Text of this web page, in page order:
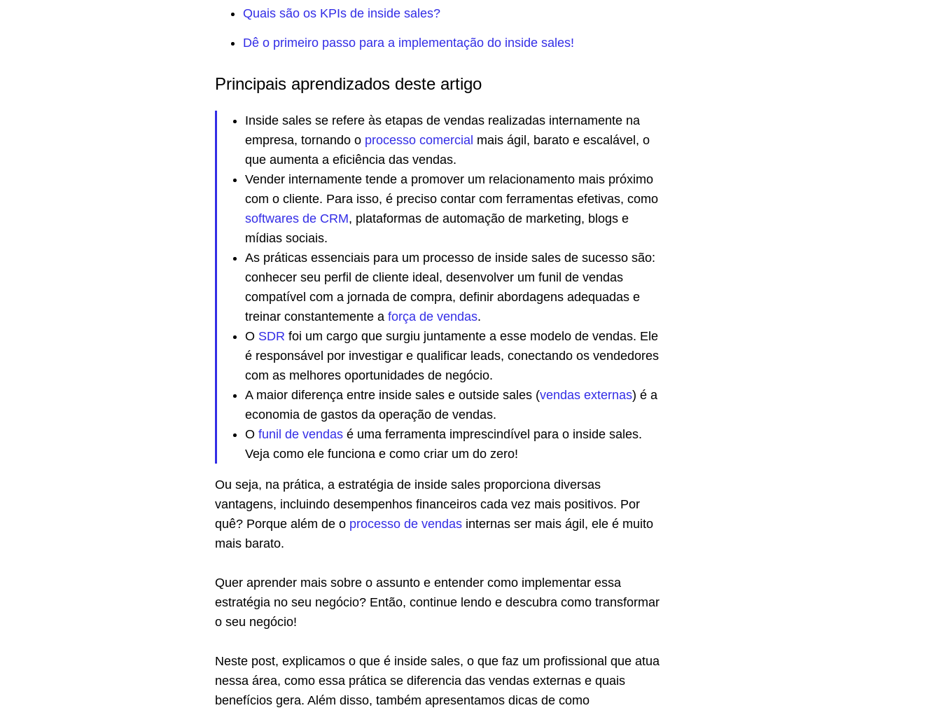
Quais são os KPIs de inside sales?
Dê o primeiro passo para a implementação do inside sales!
Principais aprendizados deste artigo
Inside sales se refere às etapas de vendas realizadas internamente na
empresa, tornando o processo comercial mais ágil, barato e escalável, o
que aumenta a eficiência das vendas.
Vender internamente tende a promover um relacionamento mais próximo
com o cliente. Para isso, é preciso contar com ferramentas efetivas, como
softwares de CRM, plataformas de automação de marketing, blogs e
mídias sociais.
As práticas essenciais para um processo de inside sales de sucesso são:
conhecer seu perfil de cliente ideal, desenvolver um funil de vendas
compatível com a jornada de compra, definir abordagens adequadas e
treinar constantemente a força de vendas.
O SDR foi um cargo que surgiu juntamente a esse modelo de vendas. Ele
é responsável por investigar e qualificar leads, conectando os vendedores
com as melhores oportunidades de negócio.
A maior diferença entre inside sales e outside sales (vendas externas) é a
economia de gastos da operação de vendas.
O funil de vendas é uma ferramenta imprescindível para o inside sales.
Veja como ele funciona e como criar um do zero!
Ou seja, na prática, a estratégia de inside sales proporciona diversas
vantagens, incluindo desempenhos financeiros cada vez mais positivos. Por
quê? Porque além de o processo de vendas internas ser mais ágil, ele é muito
mais barato.
Quer aprender mais sobre o assunto e entender como implementar essa
estratégia no seu negócio? Então, continue lendo e descubra como transformar
o seu negócio!
Neste post, explicamos o que é inside sales, o que faz um profissional que atua
nessa área, como essa prática se diferencia das vendas externas e quais
benefícios gera. Além disso, também apresentamos dicas de como